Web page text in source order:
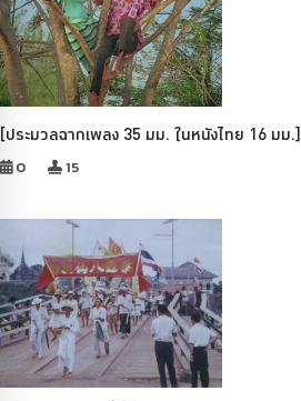
[ประมวลฉากเพลง 35 มม. ในหนังไทย 16 มม.]
0 15